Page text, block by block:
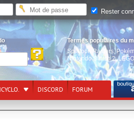
Termes populaires du
Splatoon Raiders,
Nintendo Switch 2,
DISCORD FORUM
Rester